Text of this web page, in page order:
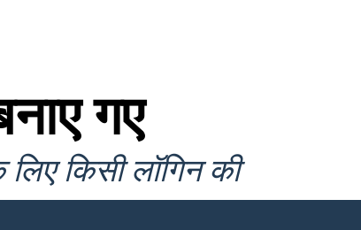
गए
किसी लॉगिन की